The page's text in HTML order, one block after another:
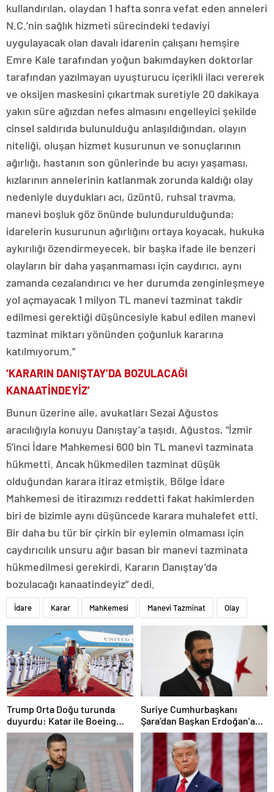
kullandırılan, olaydan 1 hafta sonra vefat eden anneleri
N.C.’nin sağlık hizmeti sürecindeki tedaviyi
uygulayacak olan davalı idarenin çalışanı hemşire
Emre Kale tarafından yoğun bakımdayken doktorlar
tarafından yazılmayan uyuşturucu içerikli ilacı vererek
ve oksijen maskesini çıkartmak suretiyle 20 dakikaya
yakın süre ağızdan nefes almasını engelleyici şekilde
cinsel saldırıda bulunulduğu anlaşıldığından, olayın
niteliği, oluşan hizmet kusurunun ve sonuçlarının
ağırlığı, hastanın son günlerinde bu acıyı yaşaması,
kızlarının annelerinin katlanmak zorunda kaldığı olay
nedeniyle duydukları acı, üzüntü, ruhsal travma,
manevi boşluk göz önünde bulundurulduğunda;
idarelerin kusurunun ağırlığını ortaya koyacak, hukuka
aykırılığı özendirmeyecek, bir başka ifade ile benzeri
olayların bir daha yaşanmaması için caydırıcı, aynı
zamanda cezalandırıcı ve her durumda zenginleşmeye
yol açmayacak 1 milyon TL manevi tazminat takdir
edilmesi gerektiği düşüncesiyle kabul edilen manevi
tazminat miktarı yönünden çoğunluk kararına
katılmıyorum.”
‘KARARIN DANIŞTAY’DA BOZULACAĞI
KANAATİNDEYİZ’
Bunun üzerine aile, avukatları Sezai Ağustos
aracılığıyla konuyu Danıştay’a taşıdı. Ağustos, “İzmir
5’inci İdare Mahkemesi 600 bin TL manevi tazminata
hükmetti. Ancak hükmedilen tazminat düşük
olduğundan karara itiraz etmiştik. Bölge İdare
Mahkemesi de itirazımızı reddetti fakat hakimlerden
biri de bizimle aynı düşüncede karara muhalefet etti.
Bir daha bu tür bir çirkin bir eylemin olmaması için
caydırıcılık unsuru ağır basan bir manevi tazminata
hükmedilmesi gerekirdi. Kararın Danıştay’da
bozulacağı kanaatindeyiz” dedi.
İdare Karar Mahkemesi Manevi Tazminat Olay
Trump Orta Doğu turunda
duyurdu: Katar ile Boeing
arasında 200 milyar dolarlık
Suriye Cumhurbaşkanı
Şara’dan Başkan Erdoğan’a
teşekkür